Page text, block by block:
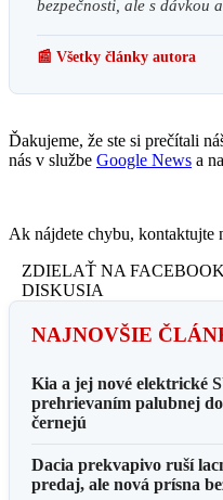
bezpečnosti, ale s dávkou
📰 Všetky články autora
Ďakujeme, že ste si prečítali
nás v službe Google News a na
Ak nájdete chybu, kontaktujte
ZDIELAŤ NA
DISKUSIA
NAJNOVŠIE
Kia a jej nové elektrické
prehrievaním palubnej
černejú
Dacia prekvapivo ruší
predaj, ale nová prísna